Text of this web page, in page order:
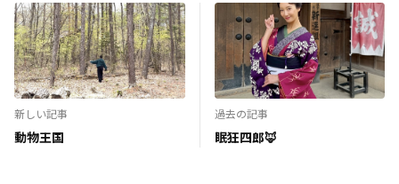
新しい記事
動物王国
過去の記事
眠狂四郎🦊